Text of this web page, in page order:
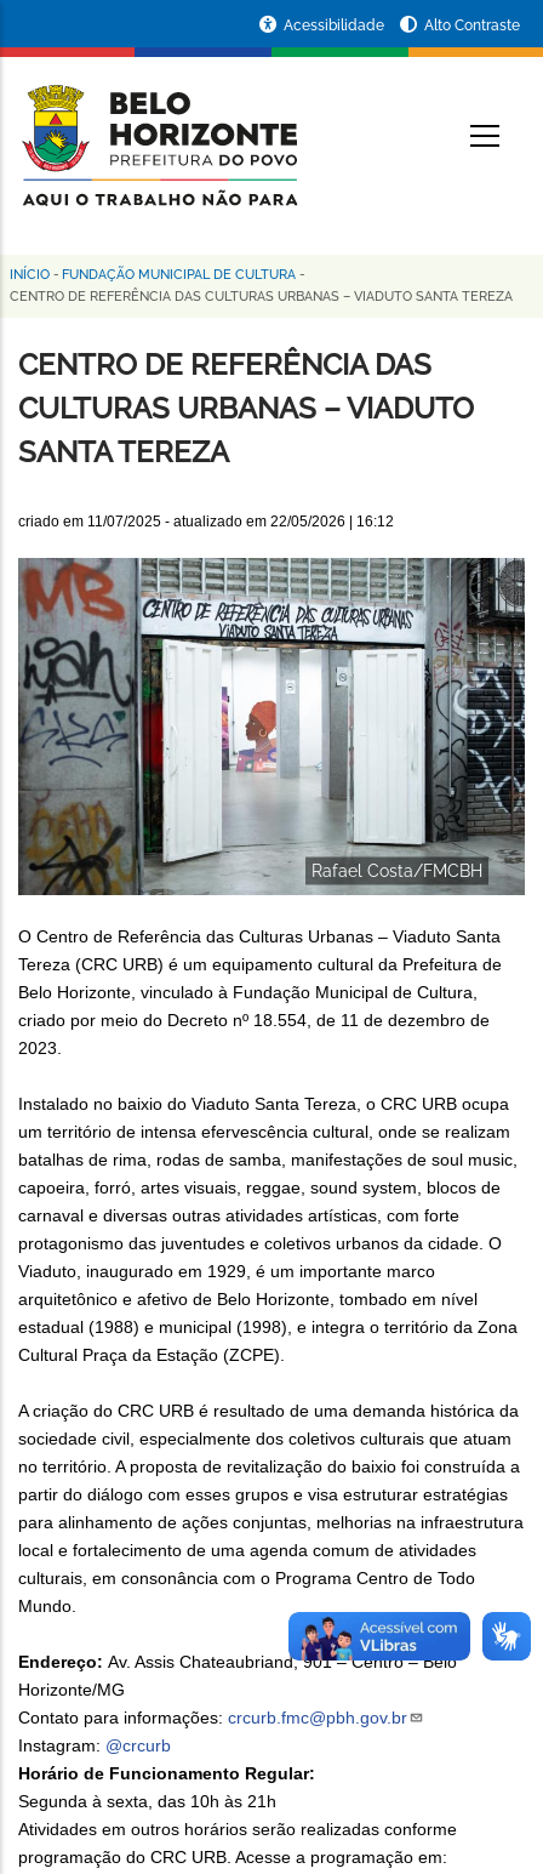
conteúdo
principal
da
Prefeitura
de
Horizonte
Acessibilidade Alto Contraste
Trilha
navegação
INÍCIO - FUNDAÇÃO MUNICIPAL DE CULTURA -
CENTRO DE REFERÊNCIA DAS CULTURAS URBANAS – VIADUTO SANTA TEREZA
CENTRO DE REFERÊNCIA DAS
CULTURAS URBANAS – VIADUTO
SANTA TEREZA
criado em 11/07/2025 - atualizado em 22/05/2026 | 16:12
Rafael Costa/FMCBH
O Centro de Referência das Culturas Urbanas – Viaduto Santa
Tereza (CRC URB) é um equipamento cultural da Prefeitura de
Belo Horizonte, vinculado à Fundação Municipal de Cultura,
criado por meio do Decreto nº 18.554, de 11 de dezembro de
2023.
Instalado no baixio do Viaduto Santa Tereza, o CRC URB ocupa
um território de intensa efervescência cultural, onde se realizam
batalhas de rima, rodas de samba, manifestações de soul music,
capoeira, forró, artes visuais, reggae, sound system, blocos de
carnaval e diversas outras atividades artísticas, com forte
protagonismo das juventudes e coletivos urbanos da cidade. O
Viaduto, inaugurado em 1929, é um importante marco
arquitetônico e afetivo de Belo Horizonte, tombado em nível
estadual (1988) e municipal (1998), e integra o território da Zona
Cultural Praça da Estação (ZCPE).
A criação do CRC URB é resultado de uma demanda histórica da
sociedade civil, especialmente dos coletivos culturais que atuam
no território. A proposta de revitalização do baixio foi construída a
partir do diálogo com esses grupos e visa estruturar estratégias
para alinhamento de ações conjuntas, melhorias na infraestrutura
local e fortalecimento de uma agenda comum de atividades
culturais, em consonância com o Programa Centro de Todo
Mundo.
Endereço: Av. Assis Chateaubriand, 901 – Centro – Belo
Horizonte/MG
Contato para informações: crcurb.fmc@pbh.gov.br
Instagram: @crcurb
Horário de Funcionamento Regular:
Segunda à sexta, das 10h às 21h
Atividades em outros horários serão realizadas conforme
programação do CRC URB. Acesse a programação em: